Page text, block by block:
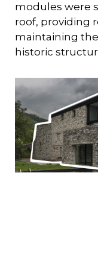
modules were
roof, providing
maintaining
historic